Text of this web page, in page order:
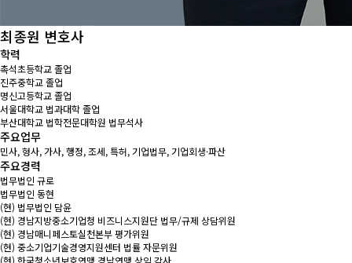
최종원 변호사
학력
촉석초등학교 졸업
진주중학교 졸업
명신고등학교 졸업
서울대학교 법과대학 졸업
부산대학교 법학전문대학원 법무석사
주요업무
민사, 형사, 가사, 행정, 조세, 특허, 기업법무, 기업회생·파산
주요경력
법무법인 규로
법무법인 동현
(현) 법무법인 담윤
(현) 경남지방중소기업청 비즈니스지원단 법무/규제 상담위원
(현) 경남매니페스토실천본부 평가위원
(현) 중소기업기술경영지원센터 법률 자문위원
(현) 한국청소년보호연맹 경남연맹 상임 감사